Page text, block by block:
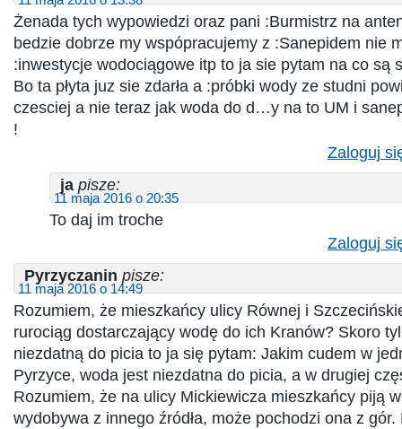
Żenada tych wypowiedzi oraz pani :Burmistrz na
bedzie dobrze my wspópracujemy z :Sanepidem nie
:inwestycje wodociągowe itp to ja sie pytam na co są
Bo ta płyta juz sie zdarła a :próbki wody ze studni
czesciej a nie teraz jak woda do d…y na to UM i
!
Zaloguj
ja pisze:
11 maja 2016 o 20:35
To daj im troche
Zaloguj
Pyrzyczanin pisze:
11 maja 2016 o 14:49
Rozumiem, że mieszkańcy ulicy Równej i
rurociąg dostarczający wodę do ich Kranów? Skoro
niezdatną do picia to ja się pytam: Jakim cudem w
Pyrzyce, woda jest niezdatna do picia, a w drugiej
Rozumiem, że na ulicy Mickiewicza mieszkańcy piją
wydobywa z innego źródła, może pochodzi ona z gór.